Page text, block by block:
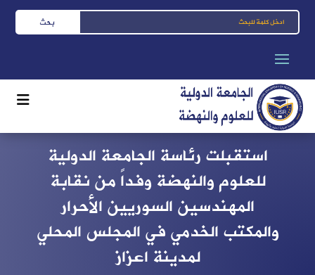
استقبلت رئاسة الجامعة الدولية
للعلوم والنهضة وفداً من نقابة
المهندسين السوريين الأحرار
والمكتب الخدمي في المجلس المحلي
لمدينة اعزاز